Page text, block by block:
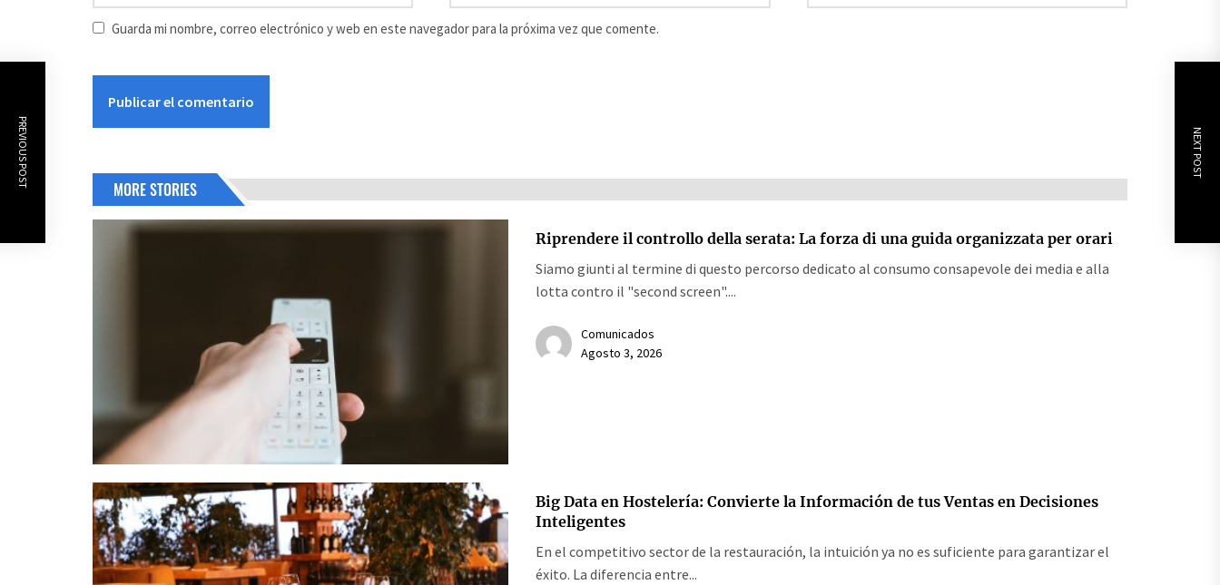
Guarda mi nombre, correo electrónico y web en este navegador para la próxima vez que comente.
PREVIOUS POST NEXT POST
MORE STORIES
Riprendere il controllo della serata: La forza di una guida organizzata per orari
Siamo giunti al termine di questo percorso dedicato al consumo consapevole dei media e alla
lotta contro il "second screen"....
Comunicados
Agosto 3, 2026
Big Data en Hostelería: Convierte la Información de tus Ventas en Decisiones
Inteligentes
En el competitivo sector de la restauración, la intuición ya no es suficiente para garantizar el
éxito. La diferencia entre...